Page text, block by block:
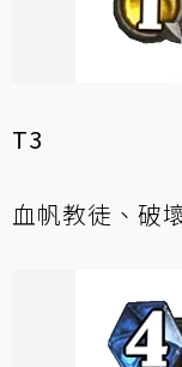
T3
血帆教徒、破